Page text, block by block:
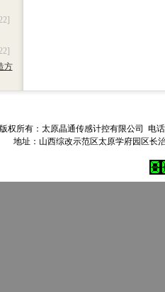
方
版权所有：太原晶通传感计控有限公司 电
地址：山西综改示范区太原学府园区长